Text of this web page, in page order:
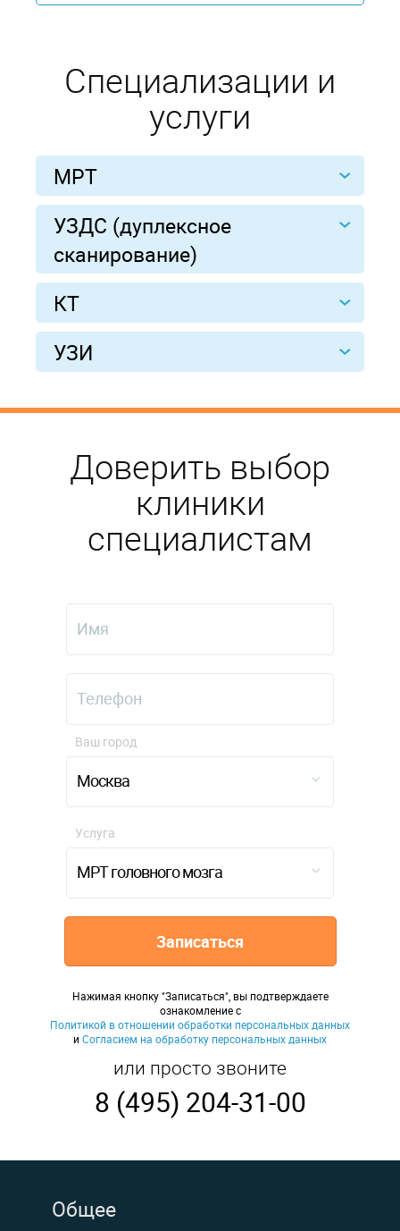
Специализации и
услуги
МРТ
УЗДС (дуплексное
сканирование)
КТ
УЗИ
Доверить выбор
клиники
специалистам
Москва
Ваш город
МРТ головного мозга
Услуга
Записаться
Нажимая кнопку "Записаться", вы подтверждаете
ознакомление с
Политикой в отношении обработки персональных данных
и Согласием на обработку персональных данных
или просто звоните
8 (495) 204-31-00
Общее